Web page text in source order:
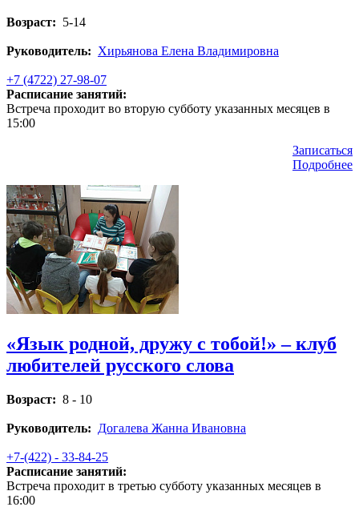
Возраст: 5-14
Руководитель: Хирьянова Елена Владимировна
+7 (4722) 27-98-07
Расписание занятий:
Встреча проходит во вторую субботу указанных месяцев в
15:00
Записаться
Подробнее
«Язык родной, дружу с тобой!» – клуб
любителей русского слова
Возраст: 8 - 10
Руководитель: Догалева Жанна Ивановна
+7-(422) - 33-84-25
Расписание занятий:
Встреча проходит в третью субботу указанных месяцев в
16:00